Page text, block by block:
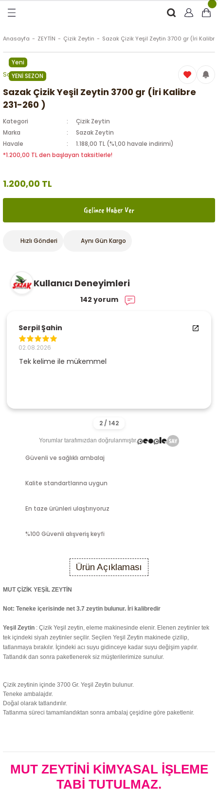
(Soğuk Sıkım)
Kolonyası
Anasayfa ZEYTİN Çizik Zeytin Sazak Çizik Yeşil Zeytin 3700 gr (İri
Yeni
YENİ SEZON
Sazak Zeytin
Sazak Çizik Yeşil Zeytin 3700 gr (İri Kalibre
231-260 )
Kategori
Çizik Zeytin
Marka
Sazak Zeytin
Havale
1.188,00 TL (%1,00 havale indirimi)
*1.200,00 TL den başlayan taksitlerle!
1.200,00 TL
Gelince Haber Ver
Hızlı Gönderi Aynı Gün Kargo
Kullanıcı Deneyimleri
142 yorum
Serpil Şahin
02.08.2026
Tek kelime ile mükemmel
Yorumlar tarafımızdan doğrulanmıştır.
Güvenli ve sağlıklı ambalaj
Kalite standartlarına uygun
En taze ürünleri ulaştırıyoruz
%100 Güvenli alışveriş keyfi
Ürün Açıklaması
MUT ÇİZİK YEŞİL ZEYTİN
Not: Teneke içerisinde net 3.7 zeytin bulunur. İri kalibredir
Yeşil Zeytin : Çizik Yeşil zeytin, eleme makinesinde elenir. Elenen zeytinler tek
tek içindeki siyah zeytinler seçilir. Seçilen Yeşil Zeytin makinede çizilip,
tatlanmaya bırakılır. İçindeki acı suyu gidinceye kadar suyu değişim yapılır.
Tatlandık dan sonra paketlenerek siz müşterilerimize sunulur.
Çizik zeytinin içinde 3700 Gr. Yeşil Zeytin bulunur.
Teneke ambalajdır.
Doğal olarak tatlandırılır.
Tatlanma süreci tamamlandıktan sonra ambalaj çeşidine göre paketlenir.
MUT ZEYTİNİ KİMYASAL İŞLEME
TABİ TUTULMAZ.